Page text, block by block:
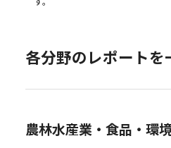
各分野のレポートを
農林水産業・食品・環